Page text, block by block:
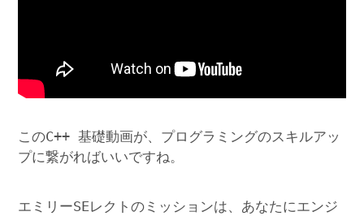
このC++ 基礎動画が、プログラミングのスキルアッ
プに繋がればいいですね。
エミリーSEレクトのミッションは、あなたにエンジ